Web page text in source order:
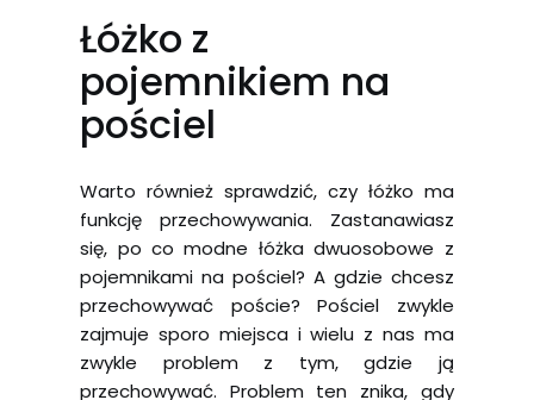
Łóżko z
pojemnikiem na
pościel
Warto również sprawdzić, czy łóżko ma
funkcję przechowywania. Zastanawiasz
się, po co modne łóżka dwuosobowe z
pojemnikami na pościel? A gdzie chcesz
przechowywać poście? Pościel zwykle
zajmuje sporo miejsca i wielu z nas ma
zwykle problem z tym, gdzie ją
przechowywać. Problem ten znika, gdy